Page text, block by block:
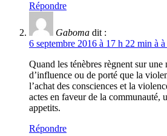
Répondre
Gaboma dit :
6 septembre 2016 à 17 h 22 min à
Quand les ténèbres règnent sur
d’influence ou de porté que la
l’achat des consciences et la
actes en faveur de la communauté,
appetits.
Répondre